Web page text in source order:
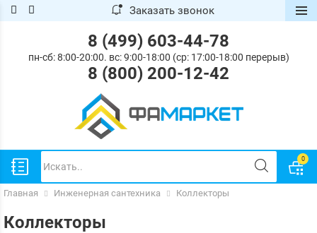
Заказать звонок
8 (499) 603-44-78
пн-сб: 8:00-20:00. вс: 9:00-18:00 (ср: 17:00-18:00 перерыв)
8 (800) 200-12-42
0
Главная Инженерная сантехника Коллекторы
Коллекторы